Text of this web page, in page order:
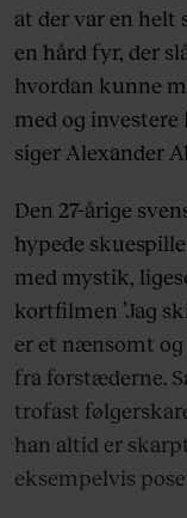
at der var en
en hård fyr, der
hvordan kunne
med og investere
siger Alexander
Den 27-årige
hypede
med mystik,
kortfilmen ’Jag
er et nænsomt
fra forstæderne.
trofast
han altid er
eksempelvis